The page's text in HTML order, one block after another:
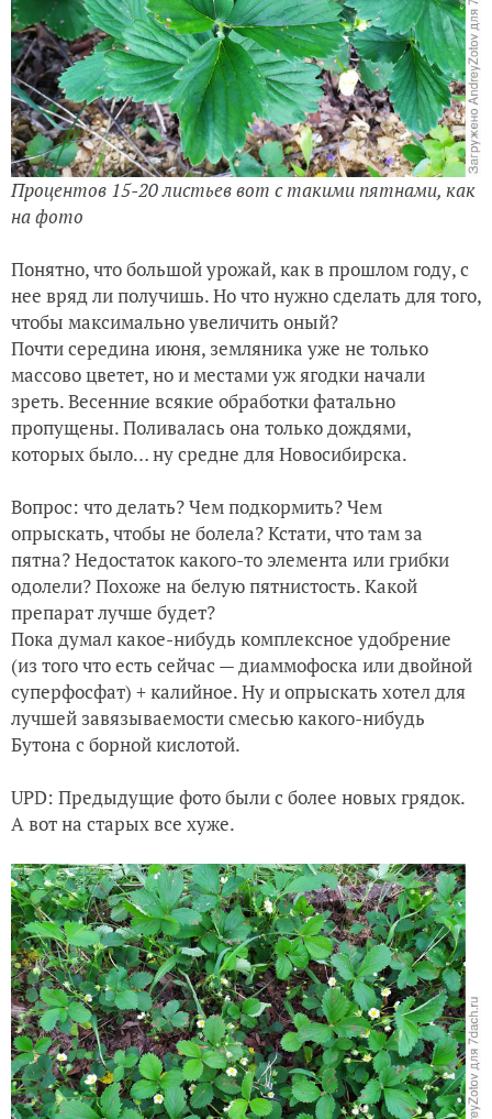
Процентов 15-20 листьев вот с такими пятнами, как
на фото
Понятно, что большой урожай, как в прошлом году, с
нее вряд ли получишь. Но что нужно сделать для того,
чтобы максимально увеличить оный?
Почти середина июня, земляника уже не только
массово цветет, но и местами уж ягодки начали
зреть. Весенние всякие обработки фатально
пропущены. Поливалась она только дождями,
которых было… ну средне для Новосибирска.
Вопрос: что делать? Чем подкормить? Чем
опрыскать, чтобы не болела? Кстати, что там за
пятна? Недостаток какого-то элемента или грибки
одолели? Похоже на белую пятнистость. Какой
препарат лучше будет?
Пока думал какое-нибудь комплексное удобрение
(из того что есть сейчас — диаммофоска или двойной
суперфосфат) + калийное. Ну и опрыскать хотел для
лучшей завязываемости смесью какого-нибудь
Бутона с борной кислотой.
UPD: Предыдущие фото были с более новых грядок.
А вот на старых все хуже.